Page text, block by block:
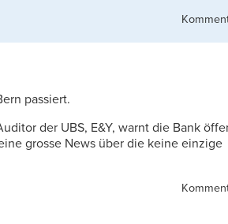
passiert.
der UBS, E&Y, warnt die Bank
grosse News über die keine einzige